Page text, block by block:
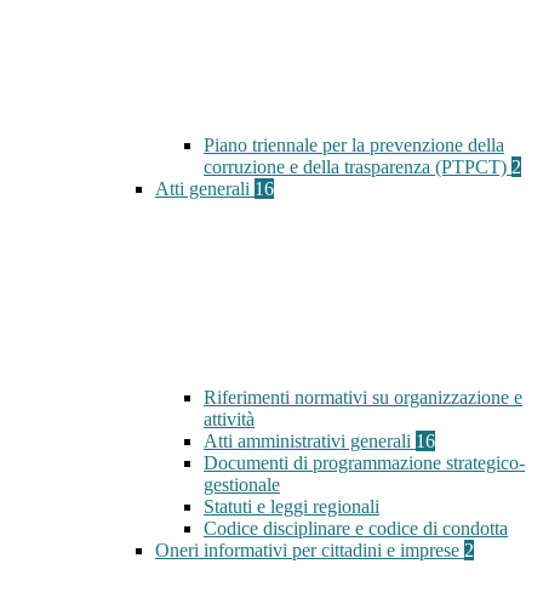
Piano triennale per la prevenzione della
corruzione e della trasparenza (PTPCT) 2
Atti generali 16
Riferimenti normativi su organizzazione e
attività
Atti amministrativi generali 16
Documenti di programmazione strategico-
gestionale
Statuti e leggi regionali
Codice disciplinare e codice di condotta
Oneri informativi per cittadini e imprese 2